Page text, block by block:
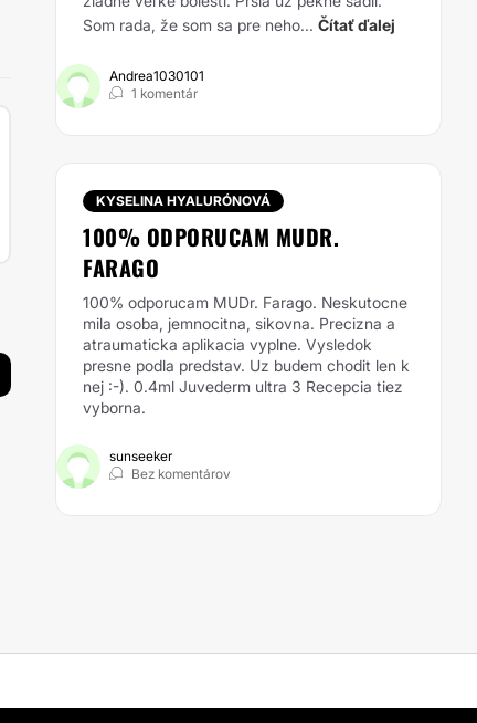
Som rada, že som sa pre neho... Čítať ďalej
Andrea1030101
1 komentár
KYSELINA HYALURÓNOVÁ
100% ODPORUCAM MUDR.
FARAGO
100% odporucam MUDr. Farago. Neskutocne
mila osoba, jemnocitna, sikovna. Precizna a
atraumaticka aplikacia vyplne. Vysledok
presne podla predstav. Uz budem chodit len k
nej :-). 0.4ml Juvederm ultra 3 Recepcia tiez
vyborna.
sunseeker
Bez komentárov